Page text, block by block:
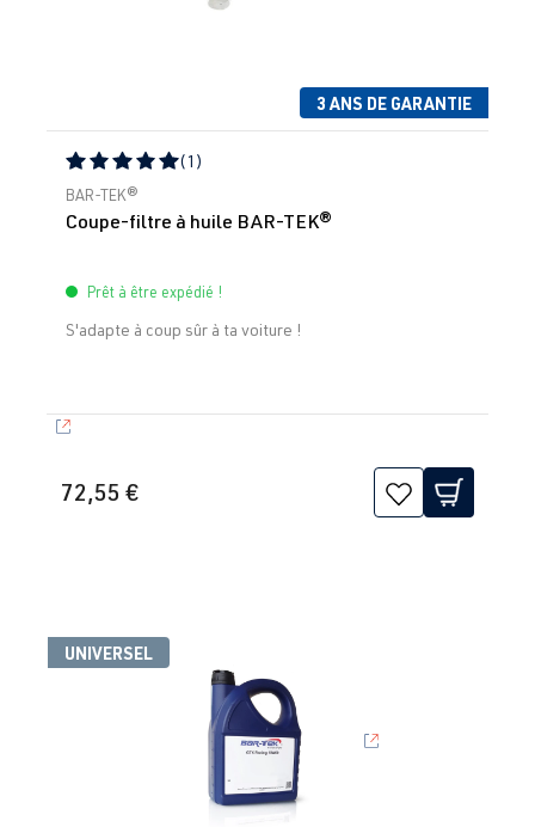
3 ANS DE GARANTIE
Note moyenne de 5 sur 5 étoiles
(1)
BAR-TEK®
Coupe-filtre à huile BAR-TEK®
Prêt à être expédié !
S'adapte à coup sûr à ta voiture !
72,55 €
UNIVERSEL